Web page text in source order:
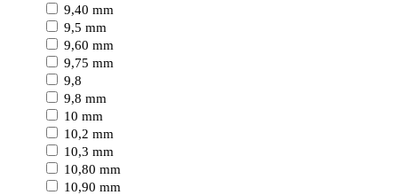
9,40 mm
9,5 mm
9,60 mm
9,75 mm
9,8
9,8 mm
10 mm
10,2 mm
10,3 mm
10,80 mm
10,90 mm